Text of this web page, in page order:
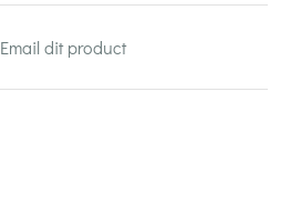
Email dit product